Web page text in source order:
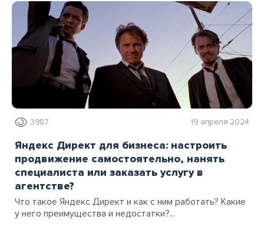
3987 19 апреля 2024
Яндекс Директ для бизнеса: настроить
продвижение самостоятельно, нанять
специалиста или заказать услугу в
агентстве?
Что такое Яндекс Директ и как с ним работать? Какие
у него преимущества и недостатки?...